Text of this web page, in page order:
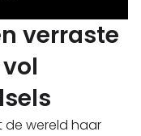
verraste
de wereld haar